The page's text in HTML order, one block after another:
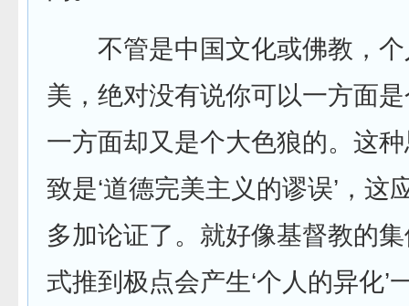
不管是中国文化或佛教，个
美，绝对没有说你可以一方面
一方面却又是个大色狼的。这
致是‘道德完美主义的谬误’，这
多加论证了。就好像基督教的
式推到极点会产生‘个人的异化’